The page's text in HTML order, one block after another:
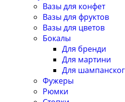
Вазы для конфет
Вазы для фруктов
Вазы для цветов
Бокалы
Для бренди
Для мартини
Для
Фужеры
Рюмки